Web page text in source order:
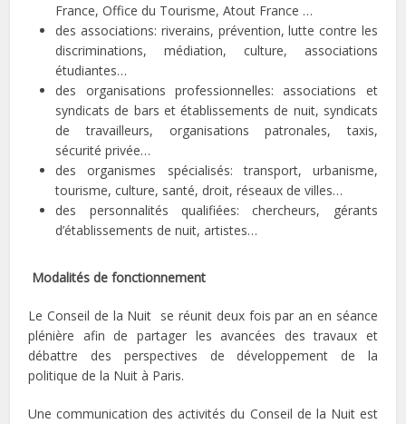
France, Office du Tourisme, Atout France …
des associations: riverains, prévention, lutte contre les
discriminations, médiation, culture, associations
étudiantes…
des organisations professionnelles: associations et
syndicats de bars et établissements de nuit, syndicats
de travailleurs, organisations patronales, taxis,
sécurité privée…
des organismes spécialisés: transport, urbanisme,
tourisme, culture, santé, droit, réseaux de villes…
des personnalités qualifiées: chercheurs, gérants
d’établissements de nuit, artistes…
Modalités de fonctionnement
Le Conseil de la Nuit se réunit deux fois par an en séance
plénière afin de partager les avancées des travaux et
débattre des perspectives de développement de la
politique de la Nuit à Paris.
Une communication des activités du Conseil de la Nuit est